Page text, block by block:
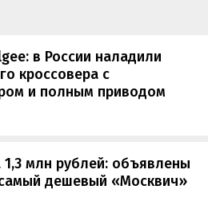
в России наладили
кроссовера с
и полным приводом
млн рублей: объявлены
дешевый «Москвич»